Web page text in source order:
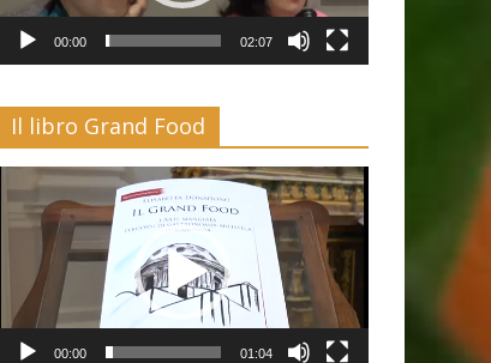
00:00 02:07
Il libro Grand Food
Player
00:00 01:04